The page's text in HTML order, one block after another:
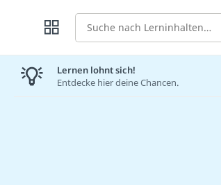
Suche
Lernen lohnt sich!
Entdecke hier deine Chancen.